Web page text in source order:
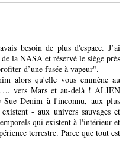
besoin de plus d'espace. J’ai
la NASA et réservé le siège près
d’une fusée à vapeur".
alors qu'elle vous emmène au
vers Mars et au-delà ! ALIEN
Denim à l'inconnu, aux plus
- aux univers sauvages et
qui existent à l'intérieur et
terrestre. Parce que tout est